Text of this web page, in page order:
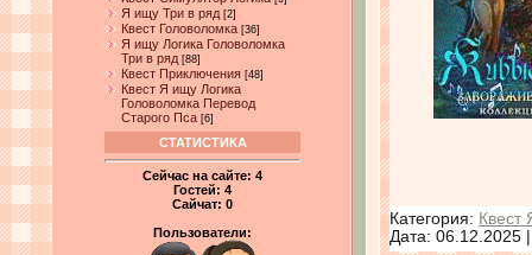
Я ищу Три в ряд [2]
Квест Головоломка [36]
Я ищу Логика Головоломка
Три в ряд [88]
Квест Приключения [48]
Квест Я ищу Логика
Головоломка Перевод
Старого Пса [6]
СТАТИСТИКА
Сейчас на сайте: 4
Гостей: 4
Сайчат: 0
Пользователи:
Категория: Квест
Дата: 06.12.2025